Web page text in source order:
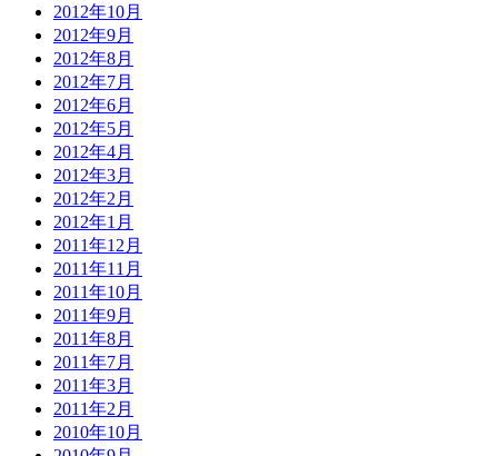
2012年10月
2012年9月
2012年8月
2012年7月
2012年6月
2012年5月
2012年4月
2012年3月
2012年2月
2012年1月
2011年12月
2011年11月
2011年10月
2011年9月
2011年8月
2011年7月
2011年3月
2011年2月
2010年10月